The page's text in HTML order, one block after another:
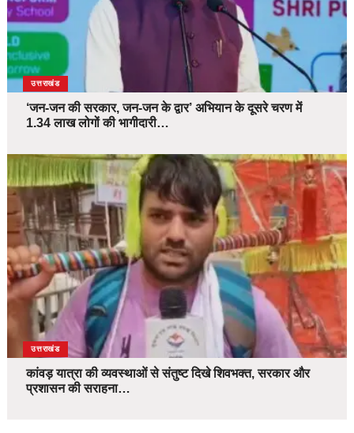
उत्तराखंड
‘जन-जन की सरकार, जन-जन के द्वार’ अभियान के दूसरे चरण में
1.34 लाख लोगों की भागीदारी…
उत्तराखंड
कांवड़ यात्रा की व्यवस्थाओं से संतुष्ट दिखे शिवभक्त, सरकार और
प्रशासन की सराहना…